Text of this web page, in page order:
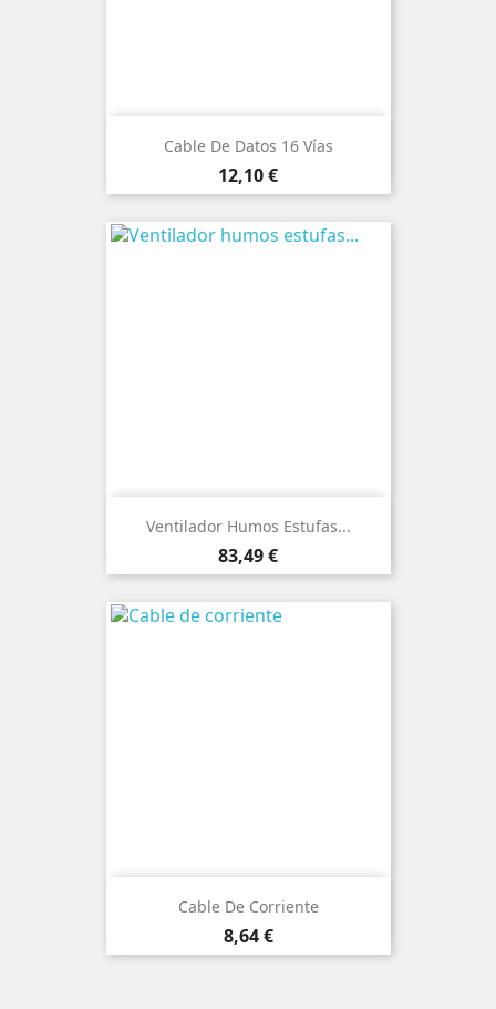
Cable De Datos 16 Vías
Precio
12,10 €
Ventilador Humos Estufas...
Precio
83,49 €
Cable De Corriente
Precio
8,64 €